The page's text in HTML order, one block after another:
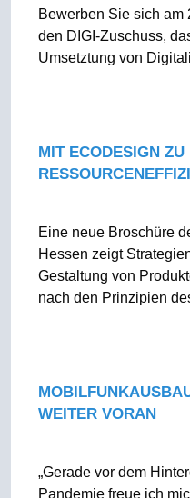
Bewerben Sie sich am
den DIGI-Zuschuss,
Umsetztung von
MIT ECODESIGN ZU
Eine neue Broschüre
Hessen zeigt
Gestaltung von
nach den Prinzipien
WEITER VORAN
„Gerade vor dem
Pandemie freue ich